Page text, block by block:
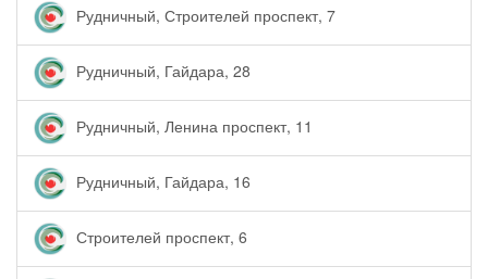
Рудничный, Строителей проспект, 7
Рудничный, Гайдара, 28
Рудничный, Ленина проспект, 11
Рудничный, Гайдара, 16
Строителей проспект, 6